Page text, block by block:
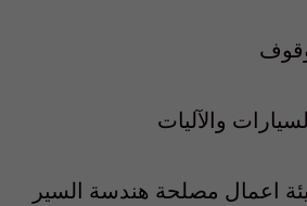
والآليات
اعمال مصلحة هندسة السير